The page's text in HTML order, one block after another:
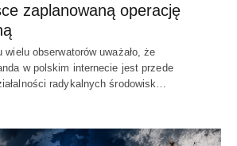
zaplanowaną operację
obserwatorów uważało, że
w polskim internecie jest przede
radykalnych środowisk…